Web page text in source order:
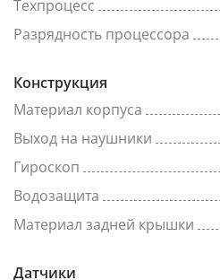
Техпроцесс
Разрядность процессора
Конструкция
Материал корпуса
Выход на наушники
Гироскоп
Водозащита
Материал задней крышки
Датчики